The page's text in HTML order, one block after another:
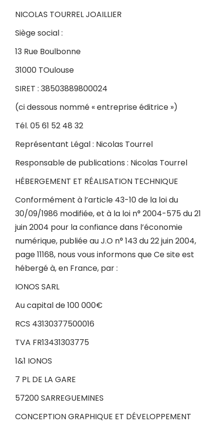
NICOLAS TOURREL JOAILLIER
Siège social :
13 Rue Boulbonne
31000 TOulouse
SIRET : 38503889800024
(ci dessous nommé « entreprise éditrice »)
Tél. 05 61 52 48 32
Représentant Légal : Nicolas Tourrel
Responsable de publications : Nicolas Tourrel
HÉBERGEMENT ET RÉALISATION TECHNIQUE
Conformément à l’article 43-10 de la loi du
30/09/1986 modifiée, et à la loi n° 2004-575 du 21
juin 2004 pour la confiance dans l’économie
numérique, publiée au J.O n° 143 du 22 juin 2004,
page 11168, nous vous informons que Ce site est
hébergé à, en France, par :
IONOS SARL
Au capital de 100 000€
RCS 43130377500016
TVA FR13431303775
1&1 IONOS
7 PL DE LA GARE
57200 SARREGUEMINES
CONCEPTION GRAPHIQUE ET DÉVELOPPEMENT